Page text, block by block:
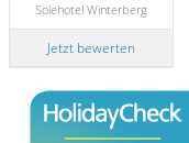
Solehotel Winterberg
Jetzt bewerten